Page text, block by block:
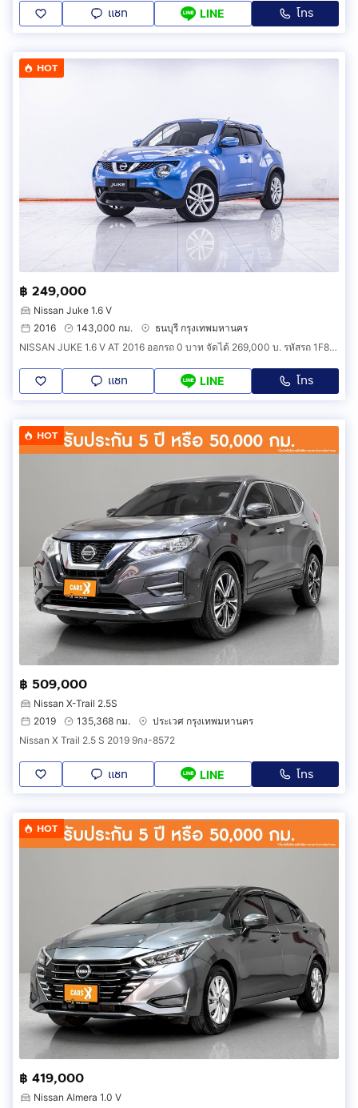
แชท LINE โทร
HOT
฿ 249,000
Nissan Juke 1.6 V
2016
143,000 กม.
ธนบุรี กรุงเทพมหานคร
NISSAN JUKE 1.6 V AT 2016 ออกรถ 0 บาท จัดได้ 269,000 บ. รหัสรถ 1F847
แชท LINE โทร
HOT
฿ 509,000
Nissan X-Trail 2.5S
2019
135,368 กม.
ประเวศ กรุงเทพมหานคร
Nissan X Trail 2.5 S 2019 9กง-8572
แชท LINE โทร
HOT
฿ 419,000
Nissan Almera 1.0 V